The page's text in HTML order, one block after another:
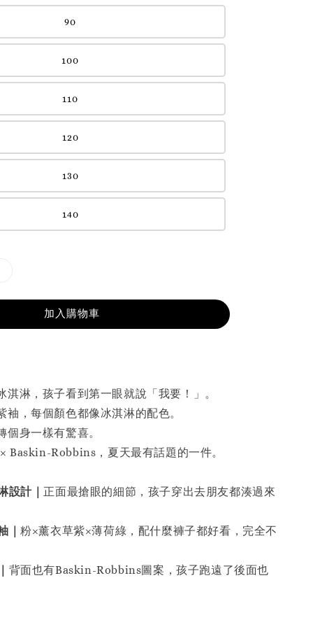
90
100
110
120
130
140
加入購物車
淇淋，孩子看到第一眼就說「我要！」。
袖，每個顏色都像冰淇淋的配色。
個身一樣有驚喜。
Baskin-Robbins，夏天最有話題的一件。
設計｜ 正面最搶眼的細節，孩子穿出去朋友都湊過來
｜粉×薰衣草紫×薄荷綠，配什麼褲子都好看，完全不
背面也有Baskin-Robbins圖案，孩子跑遠了後面也